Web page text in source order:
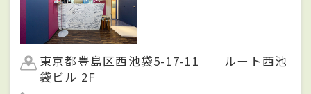
東京都豊島区西池袋5-17-11 ルート西池
袋ビル 2F